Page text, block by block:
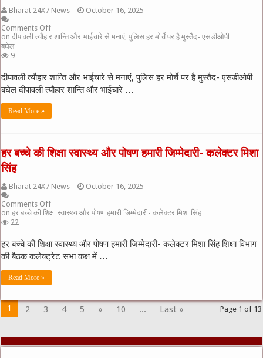
Bharat 24X7 News
October 16, 2025
Comments Off
on दीपावली त्यौहार शान्ति और भाईचारे से मनाएं, पुलिस हर मोर्चे पर है मुस्तैद- एसडीओपी
बघेल
9
दीपावली त्यौहार शान्ति और भाईचारे से मनाएं, पुलिस हर मोर्चे पर है मुस्तैद- एसडीओपी
बघेल दीपावली त्यौहार शान्ति और भाईचारे …
Read More »
हर बच्चे की शिक्षा स्वास्थ्य और पोषण हमारी जिम्मेदारी- कलेक्टर मिशा
सिंह
Bharat 24X7 News
October 16, 2025
Comments Off
on हर बच्चे की शिक्षा स्वास्थ्य और पोषण हमारी जिम्मेदारी- कलेक्टर मिशा सिंह
22
हर बच्चे की शिक्षा स्वास्थ्य और पोषण हमारी जिम्मेदारी- कलेक्टर मिशा सिंह शिक्षा विभाग
की बैठक कलेक्ट्रेट सभा कक्ष में …
Read More »
Page 1 of 13
1 2 3 4 5 » 10 ... Last »